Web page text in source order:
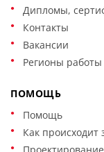
Дипломы,
Контакты
Вакансии
Регионы работы
ПОМОЩЬ
Помощь
Как происходит